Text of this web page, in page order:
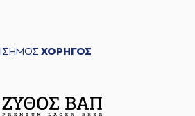
ΧΟΡΗΓΟΣ